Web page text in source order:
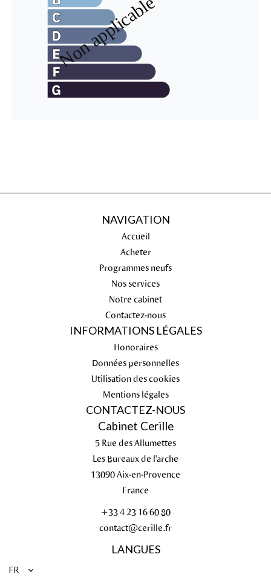
NAVIGATION
Accueil
Acheter
Programmes neufs
Nos services
Notre cabinet
Contactez-nous
INFORMATIONS LÉGALES
Honoraires
Données personnelles
Utilisation des cookies
Mentions légales
CONTACTEZ-NOUS
Cabinet Cerille
5 Rue des Allumettes
Les Bureaux de l'arche
13090Aix-en-Provence
France
+33 4 23 16 60 80
contact@cerille.fr
LANGUES
FR